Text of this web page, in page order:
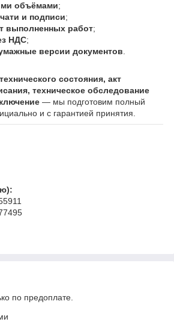
объёмами;
и подписи;
выполненных работ;
НДС;
версии документов
состояния, акт
техническое обследование
— мы подготовим полный
и с гарантией принятия.
по предоплате.